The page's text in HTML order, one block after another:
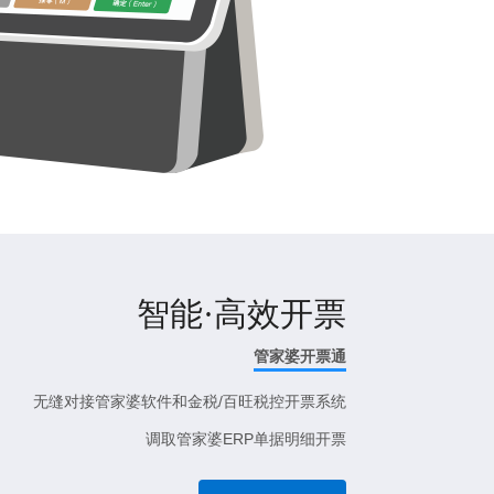
智能·高效开票
管家婆开票通
无缝对接管家婆软件和金税/百旺税控开票系统
调取管家婆ERP单据明细开票